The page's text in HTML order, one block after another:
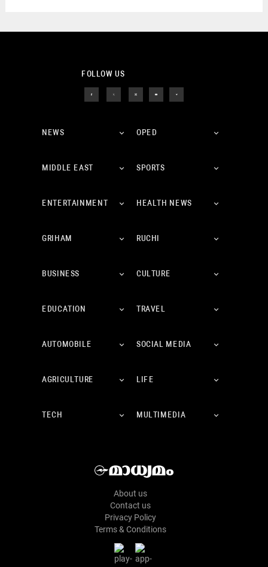
FOLLOW US
NEWS OPED
MIDDLE EAST SPORTS
ENTERTAINMENT HEALTH NEWS
GRIHAM RUCHI
BUSINESS CULTURE
EDUCATION TRAVEL
AUTOMOBILE SOCIAL MEDIA
AGRICULTURE LIFE
TECH MULTIMEDIA
About us
Contact us
Privacy Policy
Terms & Conditions